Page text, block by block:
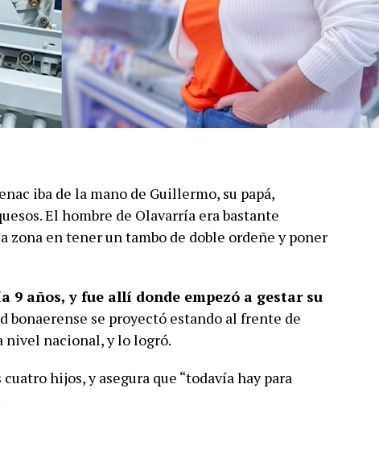
iba de la mano de Guillermo, su papá,
El hombre de Olavarría era bastante
zona en tener un tambo de doble ordeñe y poner
9 años, y fue allí donde empezó a gestar su
bonaerense se proyectó estando al frente de
nivel nacional, y lo logró.
hijos, y asegura que “todavía hay para